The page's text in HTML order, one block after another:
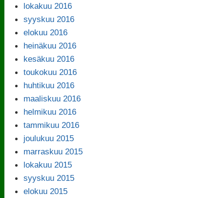
lokakuu 2016
syyskuu 2016
elokuu 2016
heinäkuu 2016
kesäkuu 2016
toukokuu 2016
huhtikuu 2016
maaliskuu 2016
helmikuu 2016
tammikuu 2016
joulukuu 2015
marraskuu 2015
lokakuu 2015
syyskuu 2015
elokuu 2015